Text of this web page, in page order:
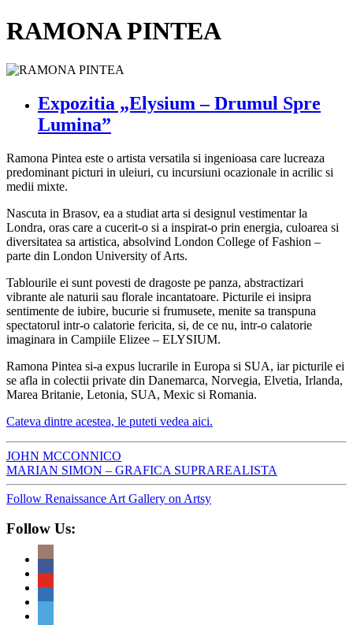
RAMONA PINTEA
Expozitia „Elysium – Drumul Spre
Lumina”
Ramona Pintea este o artista versatila si ingenioasa care lucreaza
predominant picturi in uleiuri, cu incursiuni ocazionale in acrilic si
medii mixte.
Nascuta in Brasov, ea a studiat arta si designul vestimentar la
Londra, oras care a cucerit-o si a inspirat-o prin energia, culoarea si
diversitatea sa artistica, absolvind London College of Fashion –
parte din London University of Arts.
Tablourile ei sunt povesti de dragoste pe panza, abstractizari
vibrante ale naturii sau florale incantatoare. Picturile ei insipra
sentimente de iubire, bucurie si frumusete, menite sa transpuna
spectatorul intr-o calatorie fericita, si, de ce nu, intr-o calatorie
imaginara in Campiile Elizee – ELYSIUM.
Ramona Pintea si-a expus lucrarile in Europa si SUA, iar picturile ei
se afla in colectii private din Danemarca, Norvegia, Elvetia, Irlanda,
Marea Britanie, Letonia, SUA, Mexic si Romania.
Cateva dintre acestea, le puteti vedea aici.
JOHN MCCONNICO
MARIAN SIMON – GRAFICA SUPRAREALISTA
Follow Renaissance Art Gallery on Artsy
Follow Us: